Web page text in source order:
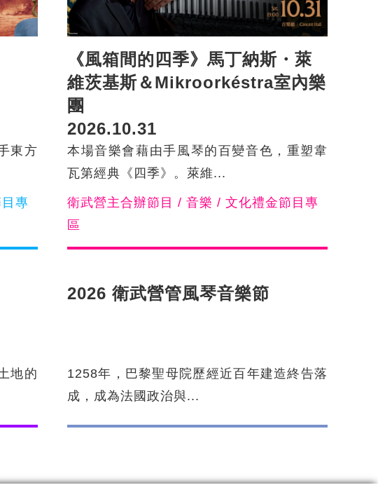
東方
專
《風箱間的四季》馬丁納斯・萊
維茨基斯＆Mikroorkéstra室內樂
團
2026.10.31
本場音樂會藉由手風琴的百變音色，重塑韋
瓦第經典《四季》。萊維...
衛武營主合辦節目 / 音樂 / 文化禮金節目專
區